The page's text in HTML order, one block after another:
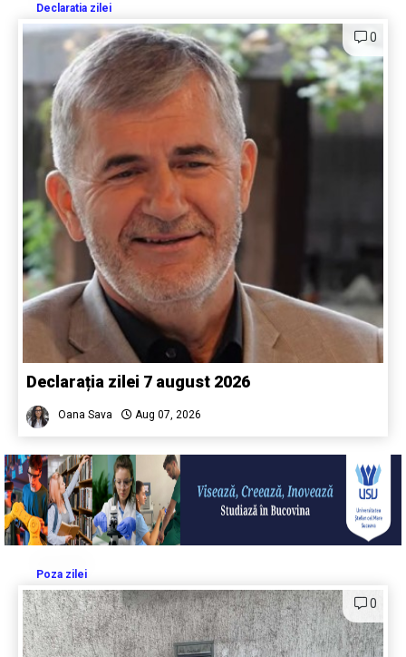
Declaratia zilei
0
Declarația zilei 7 august 2026
Oana Sava Aug 07, 2026
Poza zilei
0